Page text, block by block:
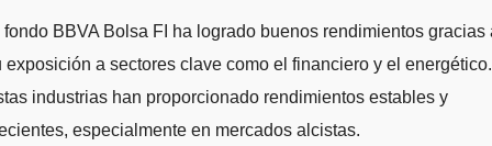
fondo BBVA Bolsa FI ha logrado buenos rendimientos gracias
exposición a sectores clave como el financiero y el energético.
industrias han proporcionado rendimientos estables y
especialmente en mercados alcistas.